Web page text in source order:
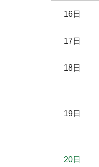
16日
17日
18日
19日
20日